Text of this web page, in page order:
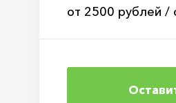
от 2500 рублей /